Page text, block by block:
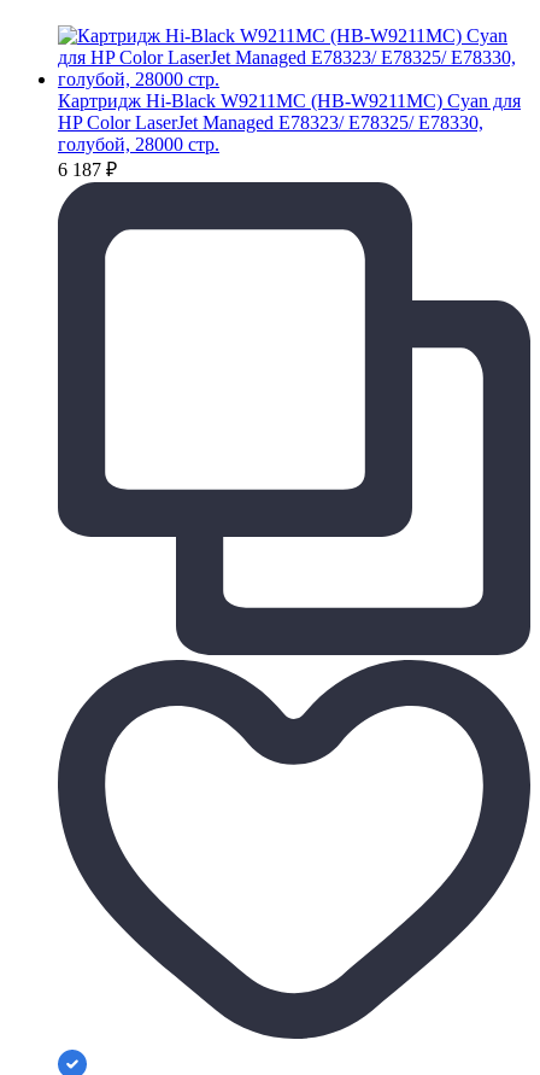
Картридж Hi-Black W9211MC (HB-W9211MC) Cyan для
HP Color LaserJet Managed E78323/ E78325/ E78330,
голубой, 28000 стр.
6 187 ₽